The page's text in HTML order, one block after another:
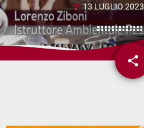
today 13 LUGLIO 2023
share
email